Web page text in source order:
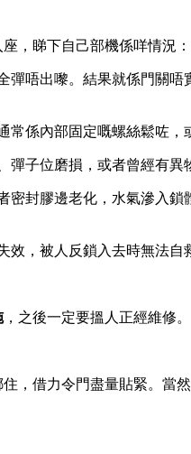
，睇下自己部機係咩情況：
彈唔出嚟。結果就係門關
係內部固定嘅螺絲鬆咗，
子位磨損，或者曾經有異
封膠邊老化，水氣滲入
，被人反鎖入去時無法自
，之後一定要搵人正經維修。
，借力令門盡量貼緊。當